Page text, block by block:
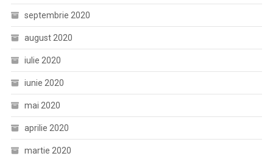
septembrie 2020
august 2020
iulie 2020
iunie 2020
mai 2020
aprilie 2020
martie 2020